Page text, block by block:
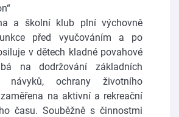
a školní klub plní výchovně
před vyučováním a po
v dětech kladné povahové
na dodržování základních
návyků, ochrany životního
na aktivní a rekreační
času. Souběžně s činnostmi